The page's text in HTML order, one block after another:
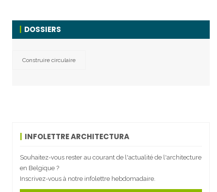
DOSSIERS
Construire circulaire
INFOLETTRE ARCHITECTURA
Souhaitez-vous rester au courant de l'actualité de l'architecture
en Belgique ?
Inscrivez-vous à notre infolettre hebdomadaire.